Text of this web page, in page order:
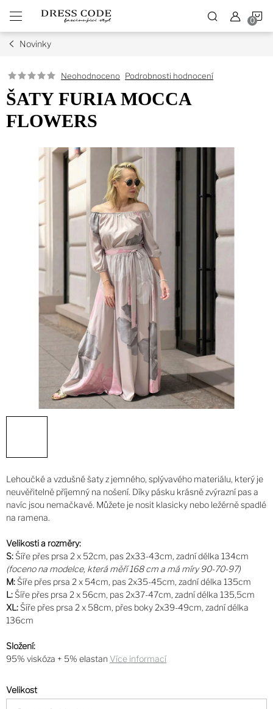
obsah
Novinky
Neohodnoceno Podrobnosti hodnocení
ŠATY FURIA MOCCA
FLOWERS
Lehoučké a vzdušné šaty z jemného, splývavého materiálu, který je
neuvěřitelně příjemný na nošení. Díky pásku krásně zvýrazní pas a
navíc jsou nemačkavé. Můžete je nosit klasicky nebo ležérně spadlé
na ramena.
Velikosti a rozměry:
S: Šíře přes prsa 2 x 52cm, pas 2x33-43cm, zadní délka 134cm
(foceno na modelce, která měří 168 cm a má míry 90-70-97)
M: Šíře přes prsa 2 x 54cm, pas 2x35-45cm, zadní délka 135cm
L: Šíře přes prsa 2 x 56cm, pas 2x37-47cm, zadní délka 135,5cm
XL: Šíře přes prsa 2 x 58cm, přes boky 2x39-49cm, zadní délka
136cm
Složení:
95% viskóza + 5% elastan Více informací
Velikost